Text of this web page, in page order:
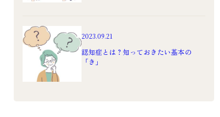
2023.09.21
認知症とは？知っておきたい基本の
「き」